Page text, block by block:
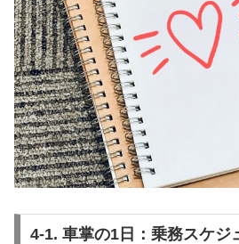
4-1. 車掌の1日：乗務スケジ